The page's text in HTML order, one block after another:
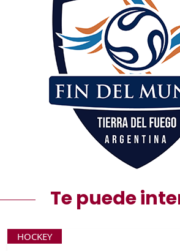
Te puede
HOCKEY